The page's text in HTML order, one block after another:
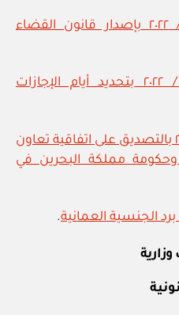
مرسوم سلطاني رقم ٨٧ / ٢٠٢٢ بإصدار قانون القضاء
مرسوم سلطاني رقم ٨٨ / ٢٠٢٢ بتحديد أيام الإجازات
مرسوم سلطاني رقم ٨٩ / ٢٠٢٢ بالتصديق على اتفاقية تعاون
مملكة البحرين في
.
وزارية